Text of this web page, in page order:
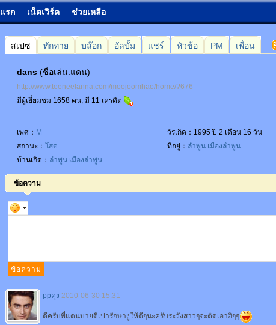
รก เน็ตเวิร์ค ช่วยเหลือ
สเปซ ทักทาย บล๊อก อัลบั้ม แชร์ หัวข้อ PM เพื่อน
dans (ชื่อเล่น:แดน)
http://www.teeneelanna.com/moojoomhao/home/?676
มีผู้เยี่ยมชม 1658 คน, มี 11 เครดิต
เพศ： M
วัรเกิด：1995 ปี 2 เดือน 16 วัน
สถานะ： โสด ที่อยู่： ลำพูน เมืองลำพูน
บ้านเกิด： ลำพูน เมืองลำพูน
ข้อความ
ppคุง 2010-06-30 15:31
ดีครับพี่แดนบายดีเป่ารักษางูให้ดีๆนะครับระวังสาวๆจะตัดเอาฮิๆๆ